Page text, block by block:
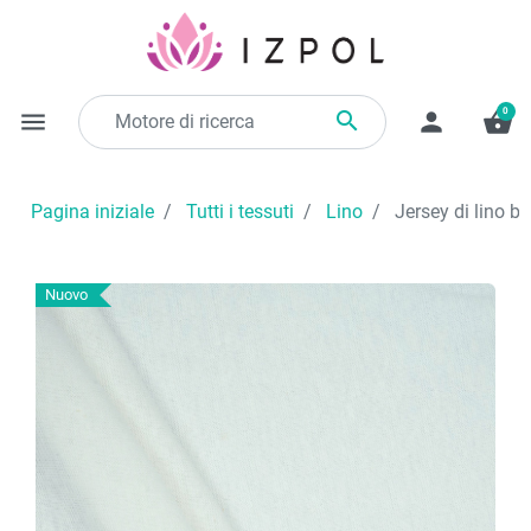
menu  person shopping_basket
0
Pagina iniziale Tutti i tessuti Lino Jersey di lino
Nuovo